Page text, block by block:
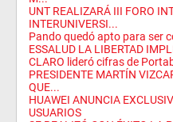
UNT REALIZARÁ III FORO
INTERUNIVERSI...
Pando quedó apto para ser
ESSALUD LA LIBERTAD
CLARO lideró cifras de
PRESIDENTE MARTÍN
QUE...
HUAWEI ANUNCIA
USUARIOS